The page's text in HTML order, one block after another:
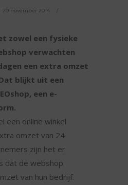
20 november 2014
zowel een fysieke
verwachten
een extra omzet
blijkt uit een
een e-
een online winkel
omzet van 24
zijn het er
dat de webshop
van hun bedrijf.